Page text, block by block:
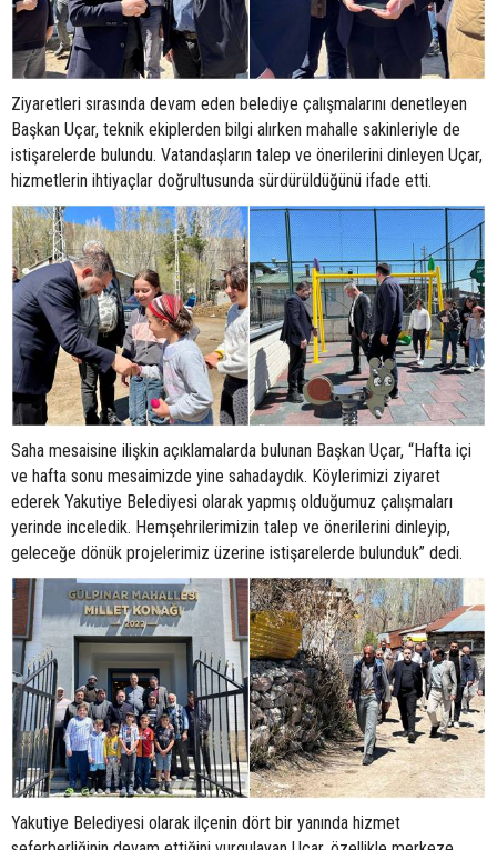
Ziyaretleri sırasında devam eden belediye çalışmalarını denetleyen
Başkan Uçar, teknik ekiplerden bilgi alırken mahalle sakinleriyle de
istişarelerde bulundu. Vatandaşların talep ve önerilerini dinleyen Uçar,
hizmetlerin ihtiyaçlar doğrultusunda sürdürüldüğünü ifade etti.
Saha mesaisine ilişkin açıklamalarda bulunan Başkan Uçar, “Hafta içi
ve hafta sonu mesaimizde yine sahadaydık. Köylerimizi ziyaret
ederek Yakutiye Belediyesi olarak yapmış olduğumuz çalışmaları
yerinde inceledik. Hemşehrilerimizin talep ve önerilerini dinleyip,
geleceğe dönük projelerimiz üzerine istişarelerde bulunduk” dedi.
Yakutiye Belediyesi olarak ilçenin dört bir yanında hizmet